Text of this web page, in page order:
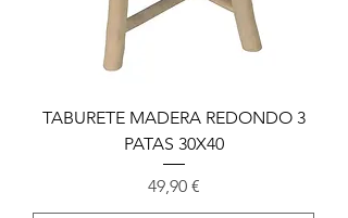
TABURETE MADERA REDONDO 3
PATAS 30X40
Prix
49,90 €